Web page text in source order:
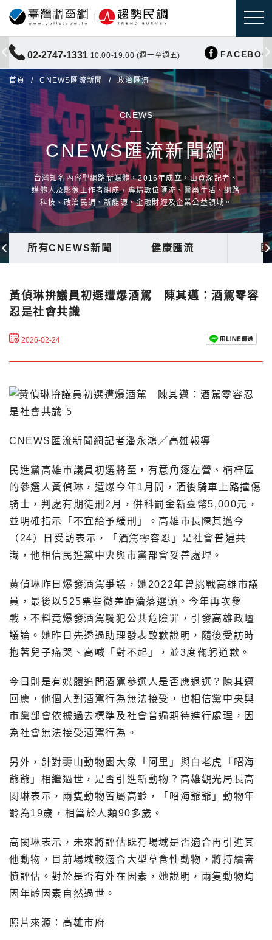
02-2747-1331 10:00-19:00 (週一至週五)
首頁 CNEWS匯流新聞 政治匯流
CNEWS
CNEWS匯流新聞網
台灣知名內容型網路新媒體，2016年成立，由資深記者、
媒體人及影像工作者組成，專精數位匯流、醫藥生活、網路
科技、政治民調、新能源、金融財經及企業公益領域。
所有CNEWS新聞 健康匯流
黃偵琳拚議員初選遭爆酒駕 陳其邁：酒駕零容
忍是社會共識
2026-02-24
CNEWS匯流新聞網記者潘永鴻／高雄報導
民進黨高雄市議員初選將至，有意角逐左營、楠梓區
的參選人黃偵琳，遭爆今年1月間，酒後騎車上路撞傷
騎士，判處有期徒刑2月，併科罰金新臺幣5,000元，
並明確指示「不宜給予緩刑」。高雄市長陳其邁今
（24）日受訪表示，「酒駕零容忍」是社會普遍共
識，他相信民進黨中央與市黨部會妥善處理。
黃偵琳昨日爆發酒駕爭議，她2022年曾挑戰高雄市議
員，最後以525票些微差距淪落選頭。今年再次參
戰，不料竟爆發酒駕觸犯公共危險罪，引發高雄政壇
議論。她昨日先透過助理發表致歉說明，隨後受訪時
抱著兒子痛哭、高喊「對不起」，並3度鞠躬道歉。
今日則是有媒體追問酒駕參選人是否應退選？陳其邁
回應，他個人對酒駕行為無法接受，也相信黨中央與
市黨部會依據過去標準及社會普遍期待進行處理，因
為社會無法接受酒駕行為。
另外，針對壽山動物園大象「阿里」與白老虎「昭海
爺爺」相繼過世，是否引進新動物？高雄觀光局長高
閔琳表示，兩隻動物皆屬高齡，「昭海爺爺」動物年
齡為19歲，相當於人類90多歲。
高閔琳表示，未來將評估既有場域是否適合再引進其
他動物，目前場域較適合大型草食性動物，將持續審
慎評估。對於是否有外在因素，她說明，兩隻動物均
因年齡因素自然過世。
照片來源：高雄市府